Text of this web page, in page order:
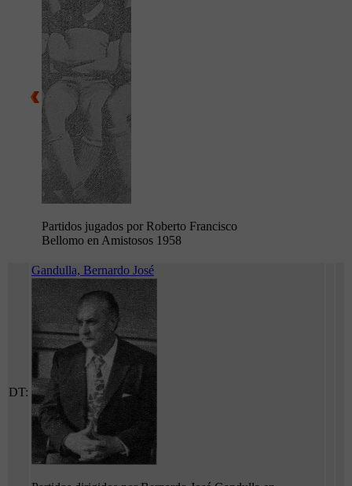
Partidos jugados por Roberto Francisco
Bellomo en Amistosos 1958
DT:
Gandulla, Bernardo José